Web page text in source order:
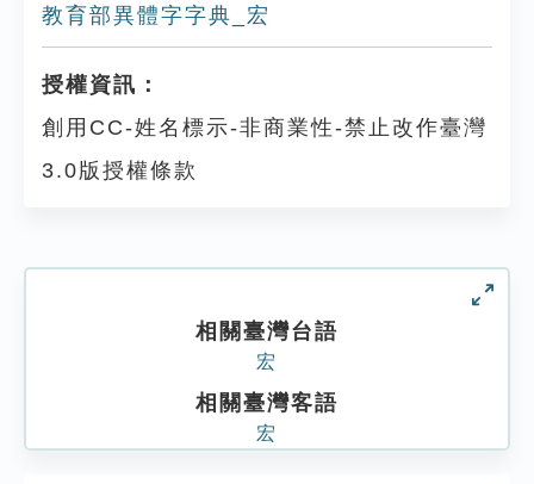
教育部異體字字典_宏
授權資訊：
創用CC-姓名標示-非商業性-禁止改作臺灣
3.0版授權條款
相關臺灣台語
宏
相關臺灣客語
宏